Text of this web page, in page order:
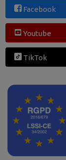
Facebook
Youtube
TikTok